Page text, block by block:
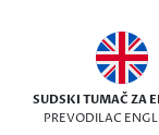
SUDSKI TUMAČ ZA
PREVODILAC